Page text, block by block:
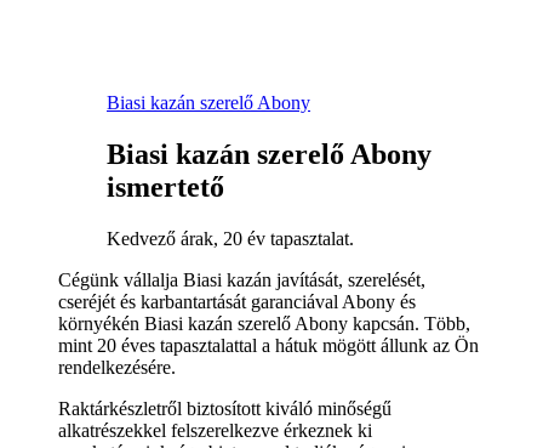
Biasi kazán szerelő Abony
Biasi kazán szerelő Abony
ismertető
Kedvező árak, 20 év tapasztalat.
Cégünk vállalja Biasi kazán javítását, szerelését,
cseréjét és karbantartását garanciával Abony és
környékén Biasi kazán szerelő Abony kapcsán. Több,
mint 20 éves tapasztalattal a hátuk mögött állunk az Ön
rendelkezésére.
Raktárkészletről biztosított kiváló minőségű
alkatrészekkel felszerelkezve érkeznek ki